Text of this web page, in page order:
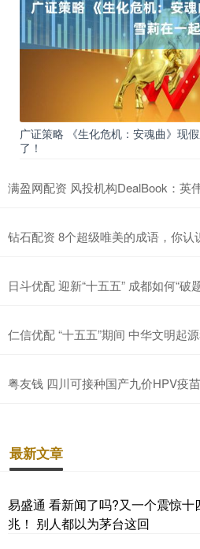
广证策略 《生化危机：安魂曲》现
了！
满盈网配资 风投机构DealBook：英
钻石配资 8个超级唯美的成语，你认
日斗优配 迎新“十五五” 成都如何“破
仁信优配 “十五五”期间 中华文明起
粤友钱 四川可接种国产九价HPV疫
最新文章
易盛通 看新闻了吗?又一个震惊
兆！ 别人都以为茅台这回